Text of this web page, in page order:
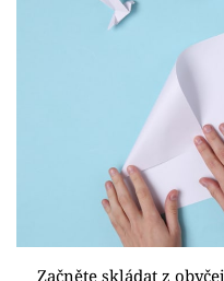
Začněte skládat z